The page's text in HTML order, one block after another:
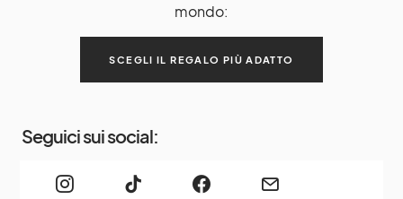
mondo:
SCEGLI IL REGALO PIÙ ADATTO
Seguici sui social: